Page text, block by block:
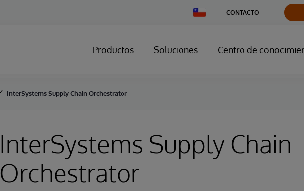
Change
Country
CONTACTO
Productos Soluciones Centro de
InterSystems Supply Chain Orchestrator
InterSystems Supply Chain
Orchestrator